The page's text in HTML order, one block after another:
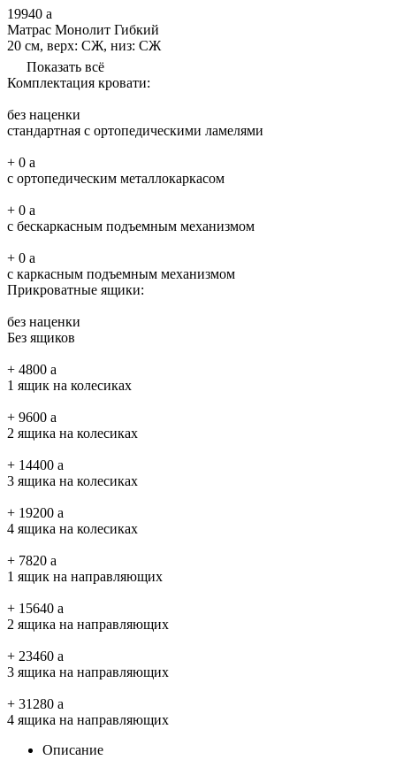
19940 a
Матрас Монолит Гибкий
20 см, верх: СЖ, низ: СЖ
Показать всё
Комплектация кровати:
без наценки
стандартная с ортопедическими ламелями
+ 0 a
с ортопедическим металлокаркасом
+ 0 a
с бескаркасным подъемным механизмом
+ 0 a
с каркасным подъемным механизмом
Прикроватные ящики:
без наценки
Без ящиков
+ 4800 a
1 ящик на колесиках
+ 9600 a
2 ящика на колесиках
+ 14400 a
3 ящика на колесиках
+ 19200 a
4 ящика на колесиках
+ 7820 a
1 ящик на направляющих
+ 15640 a
2 ящика на направляющих
+ 23460 a
3 ящика на направляющих
+ 31280 a
4 ящика на направляющих
Описание